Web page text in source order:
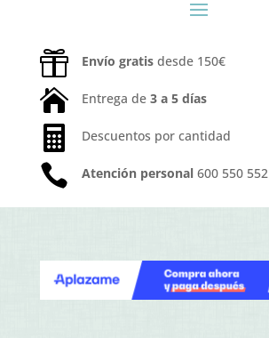
 Envío gratisdesde 150€
 Entrega de 3 a 5 días
 Descuentos por cantidad
 Atención personal600 550 552